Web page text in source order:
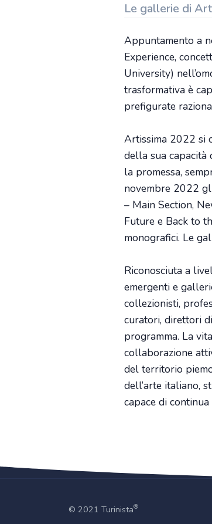
Le gallerie di
Appuntamento a
Experience,
University)
trasformativa è
prefigurate
Artissima 2022 si
della sua
la promessa,
novembre 2022
– Main Section,
Future e Back to
monografici. Le
Riconosciuta a
emergenti e
collezionisti,
curatori, direttori
programma. La
collaborazione
del territorio
dell’arte italiano,
capace di
© 2021 Turinista®